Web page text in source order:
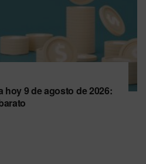
hoy 9 de agosto de 2026: